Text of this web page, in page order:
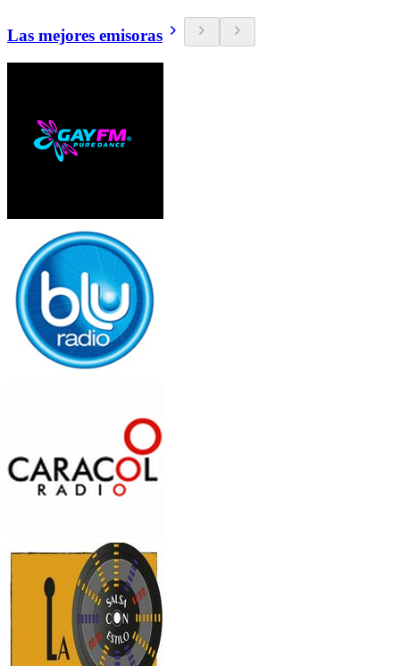
Las mejores emisoras